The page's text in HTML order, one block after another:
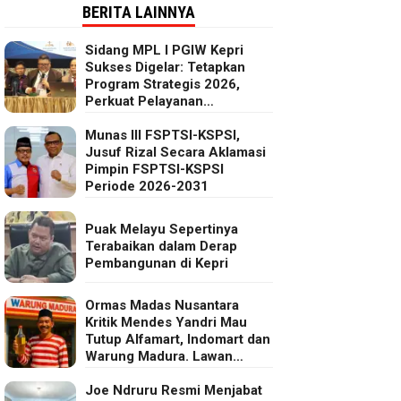
BERITA LAINNYA
Sidang MPL I PGIW Kepri
Sukses Digelar: Tetapkan
Program Strategis 2026,
Perkuat Pelayanan
Sosial
Munas III FSPTSI-KSPSI,
Jusuf Rizal Secara Aklamasi
Pimpin FSPTSI-KSPSI
Periode 2026-2031
Puak Melayu Sepertinya
Terabaikan dalam Derap
Pembangunan di Kepri
Ormas Madas Nusantara
Kritik Mendes Yandri Mau
Tutup Alfamart, Indomart dan
Warung Madura. Lawan
Joe Ndruru Resmi Menjabat